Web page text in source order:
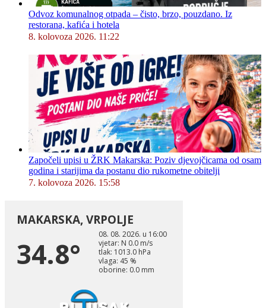
Odvoz komunalnog otpada – čisto, brzo, pouzdano. Iz
restorana, kafića i hotela
8. kolovoza 2026. 11:22
Započeli upisi u ŽRK Makarska: Poziv djevojčicama od osam
godina i starijima da postanu dio rukometne obitelji
7. kolovoza 2026. 15:58